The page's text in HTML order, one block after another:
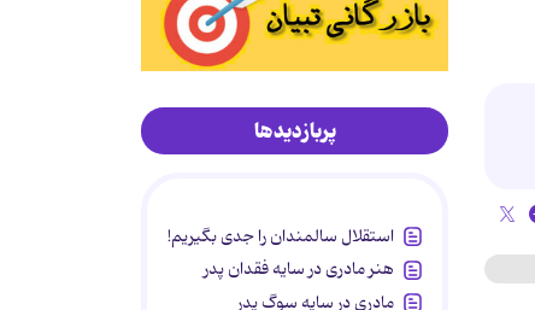
پربازدیدها
استقلال سالمندان را جدی بگیریم!
هنر مادری در سایه‌ فقدان پدر
مادری در سایه سوگ پدر